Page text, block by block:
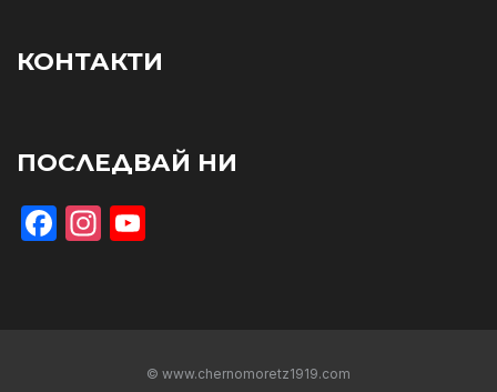
КОНТАКТИ
ПОСЛЕДВАЙ НИ
Facebook
Instagram
© www.chernomoretz1919.com